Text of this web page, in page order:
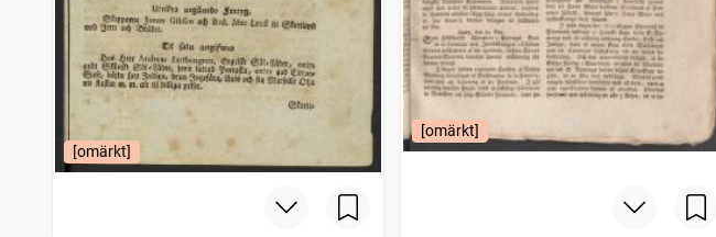
[omärkt]
[omärkt]